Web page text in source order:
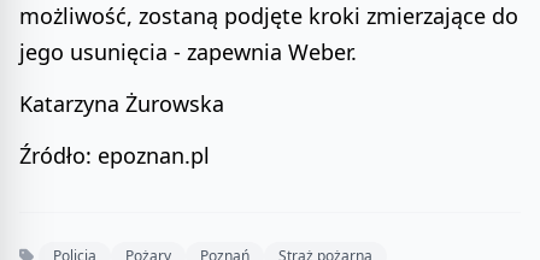
możliwość, zostaną podjęte kroki zmierzające do
jego usunięcia - zapewnia Weber.
Katarzyna Żurowska
Źródło: epoznan.pl
Policja Pożary Poznań Straż pożarna